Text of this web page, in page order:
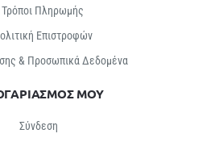
Τρόποι Πληρωμής
Επιστροφών
& Προσωπικά Δεδομένα
ΜΟΥ
Σύνδεση